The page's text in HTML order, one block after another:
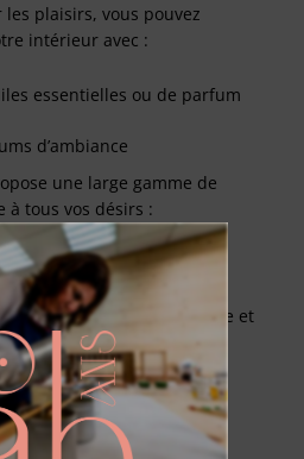
plaisirs, vous pouvez
intérieur avec :
essentielles ou de parfum
d’ambiance
une large gamme de
tous vos désirs :
: pour une ambiance
une atmosphère délicate et
: pour un environnement
: pour un intérieur